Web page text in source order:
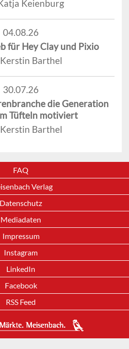
Keienburg
04.08.26
für Hey Clay und Pixio
Barthel
30.07.26
die Generation
Tüfteln motiviert
Barthel
FAQ
Verlag
Datenschutz
Mediadaten
Impressum
Instagram
LinkedIn
Facebook
RSS Feed